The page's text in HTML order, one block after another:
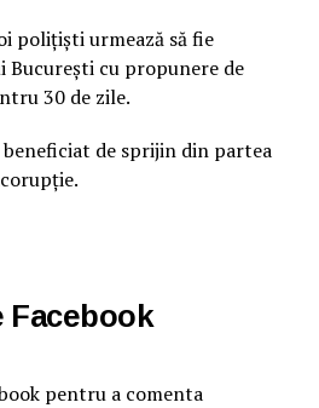
polițiști urmează să fie
cu propunere de
30 de zile.
de sprijin din partea
Facebook
pentru a comenta